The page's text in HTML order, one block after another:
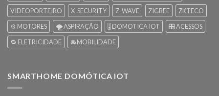
VIDEOPORTEIRO
X-SECURITY Z-WAVE ZIGBEE
ZKTECO
⚙️ MOTORES
🌪️ ASPIRAÇÃO 🎚️ DOMOTICA IOT
🎛️ ACESSOS
🔁 ELETRICIDADE
🚘 MOBILIDADE
SMARTHOME DOMÓTICA IOT